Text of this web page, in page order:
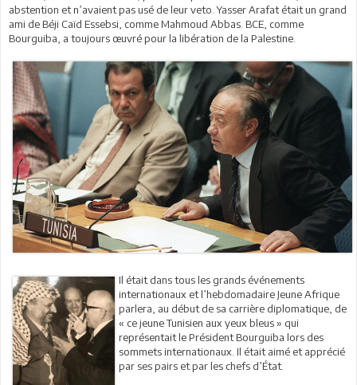
abstention et n’avaient pas usé de leur veto. Yasser Arafat était un grand
ami de Béji Caïd Essebsi, comme Mahmoud Abbas. BCE, comme
Bourguiba, a toujours œuvré pour la libération de la Palestine.
Il était dans tous les grands événements
internationaux et l’hebdomadaire Jeune Afrique
parlera, au début de sa carrière diplomatique, de
« ce jeune Tunisien aux yeux bleus » qui
représentait le Président Bourguiba lors des
sommets internationaux. Il était aimé et apprécié
par ses pairs et par les chefs d’État.